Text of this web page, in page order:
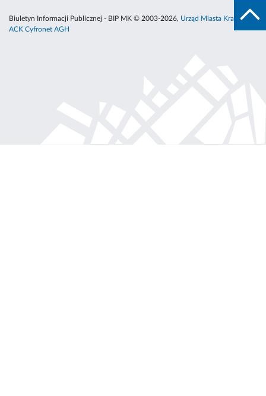
Biuletyn Informacji Publicznej - BIP MK © 2003-2026, Urząd Miasta Krakowa
ACK Cyfronet AGH